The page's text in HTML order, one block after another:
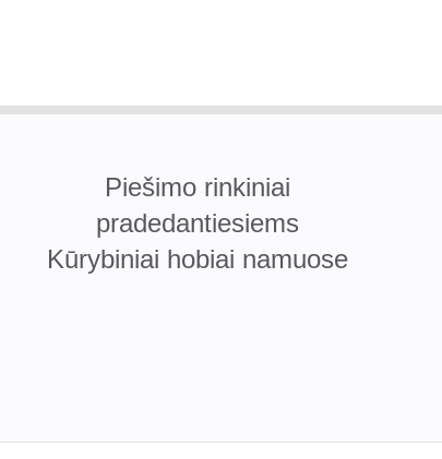
Piešimo rinkiniai
pradedantiesiems
Kūrybiniai hobiai namuose